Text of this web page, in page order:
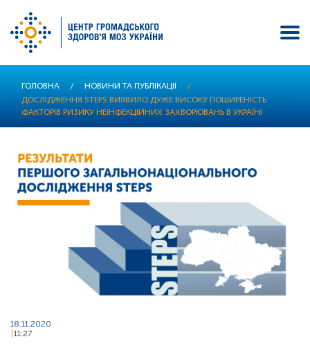
основного
ГОЛОВНА / НОВИНИ ТА ПУБЛІКАЦІЇ
/
ДОСЛІДЖЕННЯ STEPS ВИЯВИЛО ДУЖЕ ВИСОКУ ПОШИРЕНІСТЬ
ФАКТОРІВ РИЗИКУ НЕІНФЕКЦІЙНИХ ЗАХВОРЮВАНЬ В УКРАЇНІ
18.11.2020
11:27